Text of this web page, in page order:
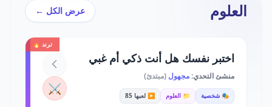
العلوم عرض الكل ←
ترند 🔥
اختبر نفسك هل أنت ذكي أم غبي
منشئ التحدي:مجهول (مبتدئ)
🎭 شخصية 📁 العلوم ▶️ لعبها 85 ⚔️